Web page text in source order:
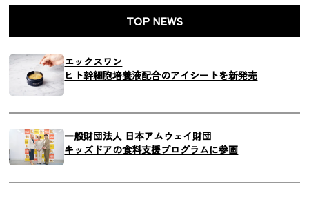
TOP NEWS
エックスワン
ヒト幹細胞培養液配合のアイシートを新発売
一般財団法人 日本アムウェイ財団
キッズドアの食料支援プログラムに参画